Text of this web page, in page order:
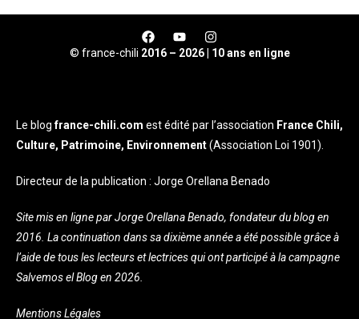
© france-chili 2016 – 2026 | 10 ans en ligne
Le blogfrance-chili.com est édité par l’association France Chili,
Culture, Patrimoine, Environnement(Association Loi 1901).
Directeur de la publication : Jorge Orellana Benado
Site mis en ligne par Jorge Orellana Benado, fondateur du blog en
2016. La continuation dans sa dixième année a été possible grâce à
l’aide de tous les lecteurs et lectrices qui ont participé à la campagne
Salvemos el Blog en 2026.
Mentions Légales